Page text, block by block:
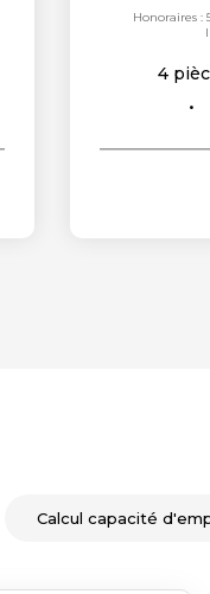
Honoraires :
4
Calcul capacité